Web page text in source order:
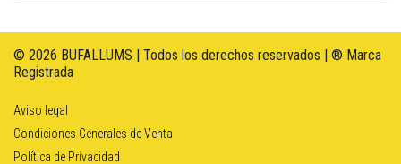
© 2026 BUFALLUMS | Todos los derechos reservados | ® Marca
Registrada
Aviso legal
Condiciones Generales de Venta
Política de Privacidad